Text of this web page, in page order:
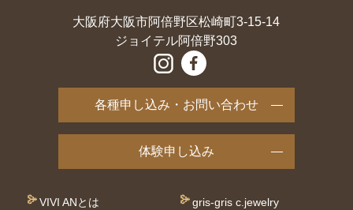
大阪府大阪市阿倍野区松崎町3-15-14
ジョイテル阿倍野303
各種申し込み・お問い合わせ
体験申し込み
VIVI ANとは gris-gris c.jewelry